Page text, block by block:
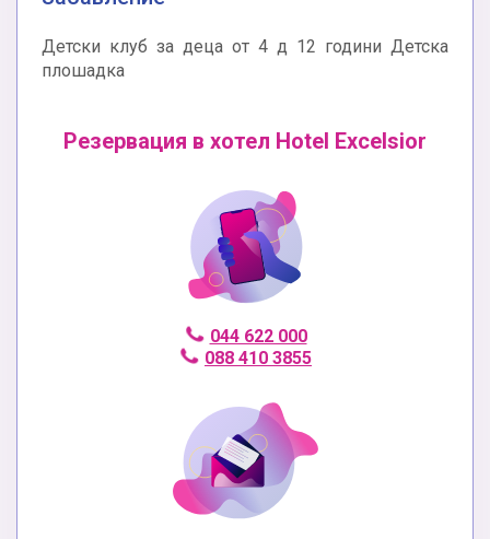
Детски клуб за деца от 4 д 12 години Детска
плошадка
Резервация в хотел Hotel Excelsior
044 622 000
088 410 3855